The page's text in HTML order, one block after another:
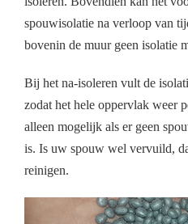
spouwisolatie na verloop van
bovenin de muur geen isolatie
Bij het na-isoleren vult de
zodat het hele oppervlak weer
alleen mogelijk als er geen
is. Is uw spouw wel vervuild,
reinigen.